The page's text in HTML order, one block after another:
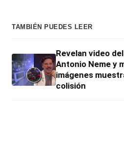
TAMBIÉN PUEDES LEER
Revelan video
Antonio Neme y
imágenes
colisión